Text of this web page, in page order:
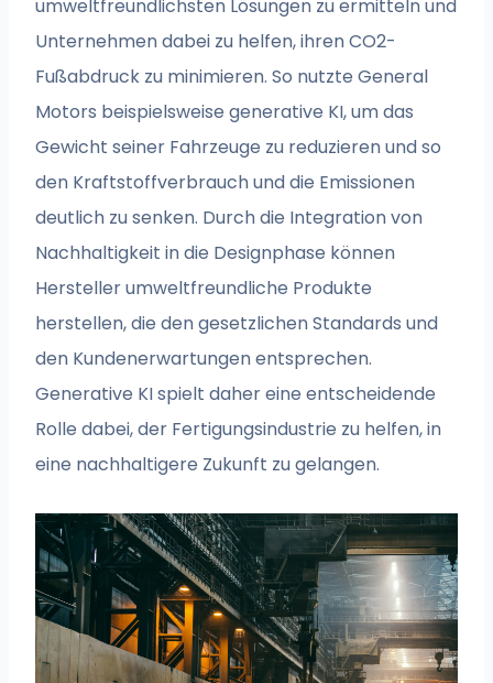
umweltfreundlichsten Lösungen zu ermitteln und
Unternehmen dabei zu helfen, ihren CO2-
Fußabdruck zu minimieren. So nutzte General
Motors beispielsweise generative KI, um das
Gewicht seiner Fahrzeuge zu reduzieren und so
den Kraftstoffverbrauch und die Emissionen
deutlich zu senken. Durch die Integration von
Nachhaltigkeit in die Designphase können
Hersteller umweltfreundliche Produkte
herstellen, die den gesetzlichen Standards und
den Kundenerwartungen entsprechen.
Generative KI spielt daher eine entscheidende
Rolle dabei, der Fertigungsindustrie zu helfen, in
eine nachhaltigere Zukunft zu gelangen.